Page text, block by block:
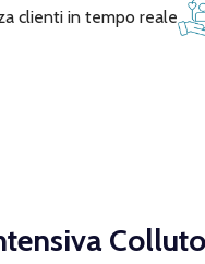
clienti in tempo reale